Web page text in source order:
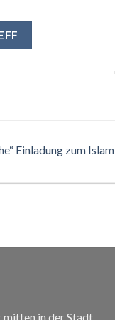
Einladung zum Islam
mitten in der Stadt